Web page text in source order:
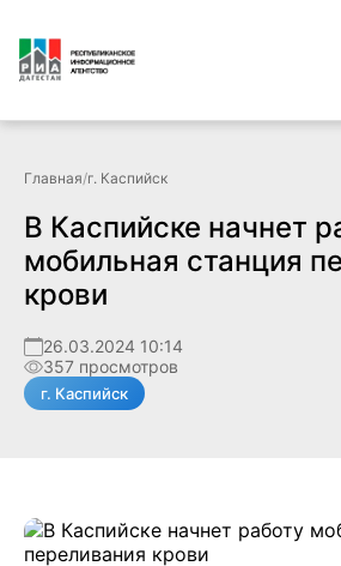
Главная/г. Каспийск
В Каспийске начнет
мобильная станция
крови
26.03.2024 10:14
357 просмотров
г. Каспийск